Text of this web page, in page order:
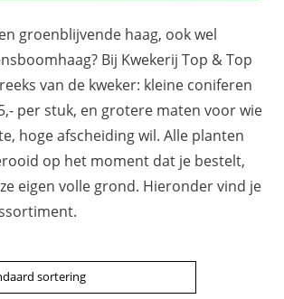
groenblijvende haag, ook wel
Bij Kwekerij Top & Top
van de kweker: kleine coniferen
per stuk, en grotere maten voor wie
hoge afscheiding wil. Alle planten
op het moment dat je bestelt,
eigen volle grond. Hieronder vind je